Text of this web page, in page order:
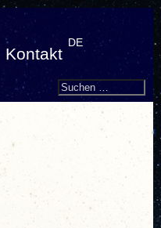
Kontakt
DE
Search
Suchen